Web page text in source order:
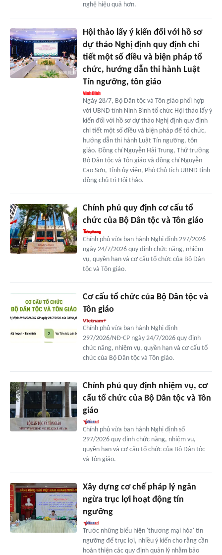
nghệ hiệu quả hơn.
Hội thảo lấy ý kiến đối với hồ sơ
dự thảo Nghị định quy định chi
tiết một số điều và biện pháp tổ
chức, hướng dẫn thi hành Luật
Tín ngưỡng, tôn giáo
Ngày 28/7, Bộ Dân tộc và Tôn giáo phối hợp
với UBND tỉnh Ninh Bình tổ chức Hội thảo lấy ý
kiến đối với hồ sơ dự thảo Nghị định quy định
chi tiết một số điều và biện pháp để tổ chức,
hướng dẫn thi hành Luật Tín ngưỡng, tôn
giáo. Đồng chí Nguyễn Hải Trung, Thứ trưởng
Bộ Dân tộc và Tôn giáo và đồng chí Nguyễn
Cao Sơn, Tỉnh ủy viên, Phó Chủ tịch UBND tỉnh
đồng chủ trì Hội thảo.
Chính phủ quy định cơ cấu tổ
chức của Bộ Dân tộc và Tôn giáo
Chính phủ vừa ban hành Nghị định 297/2026
ngày 24/7/2026 quy định chức năng, nhiệm
vụ, quyền hạn và cơ cấu tổ chức của Bộ Dân
tộc và Tôn giáo.
Cơ cấu tổ chức của Bộ Dân tộc và
Tôn giáo
Chính phủ vừa ban hành Nghị định
297/2026/NĐ-CP ngày 24/7/2026 quy định
chức năng, nhiệm vụ, quyền hạn và cơ cấu tổ
chức của Bộ Dân tộc và Tôn giáo.
Chính phủ quy định nhiệm vụ, cơ
cấu tổ chức của Bộ Dân tộc và Tôn
giáo
Chính phủ vừa ban hành Nghị định số
297/2026 quy định chức năng, nhiệm vụ,
quyền hạn và cơ cấu tổ chức của Bộ Dân tộc
và Tôn giáo.
Xây dựng cơ chế pháp lý ngăn
ngừa trục lợi hoạt động tín
ngưỡng
Trước những biểu hiện 'thương mại hóa' tín
ngưỡng để trục lợi, nhiều ý kiến cho rằng cần
hoàn thiện các quy định quản lý nhằm bảo